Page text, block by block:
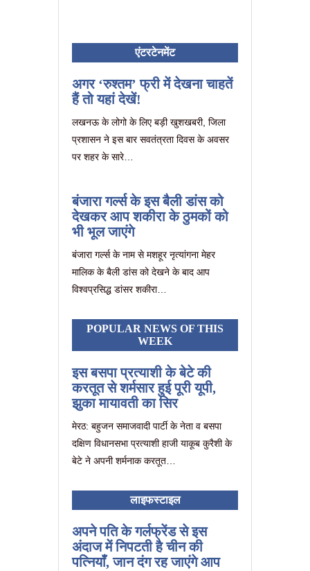
एंटरटेनमेंट
अगर ‘रुश्तम’ फ्री में देखना चाहतें
हैं तो यहां देखें!
लखनऊ के लोगो के लिए बड़ी खुशखबरी, जिला
प्रशासन ने इस बार सवतंत्रता दिवस के अवसर
पर शहर के सारे…
बंजारा गर्ल्स के इस बैली डांस को
देखकर आप शकीरा के ठुमकों को
भी भूल जाएंगे
बंजारा गर्ल्स के नाम से मशहूर नृत्यांगना मेहर
मालिक के बैली डांस को देखने के बाद आप
विश्वप्रसिद्ध डांसर शकीरा…
POPULAR NEWS OF THIS
WEEK
इस बसपा प्रत्याशी के बेटे की
करतूत से शर्मसार हुई पूरी यूपी,
झुका मायावती का सिर
मेरठ: बहुजन समाजवादी पार्टी के नेता व बसपा
दक्षिण विधानसभा प्रत्याशी हाजी याकूब कुरैशी के
बेटे ने अपनी शर्मनाक करतूत…
लाइफस्टाइल
अपने पति के गर्लफ्रेंड से इस
अंदाज में निपटती है चीन की
पत्नियाँ, जान दंग रह जाएंगे आप